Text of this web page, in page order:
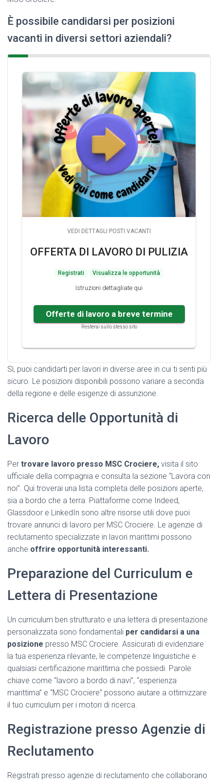
È possibile candidarsi per posizioni
vacanti in diversi settori aziendali?
VEDI DETTAGLI POSTI VACANTI
OFFERTA DI LAVORO DI PULIZIA
Registrati Visualizza le opportunità
Istruzioni dettagliate qui
Offerte di lavoro a breve termine
Resterai sullo stesso sito
Sì, puoi candidarti per lavori in diverse aree in cui ti senti più
sicuro. Le posizioni disponibili possono variare a seconda
della regione e delle esigenze di assunzione.
Ricerca delle Opportunità di
Lavoro
Per trovare lavoro presso MSC Crociere, visita il sito
ufficiale della compagnia e consulta la sezione “Lavora con
noi”. Qui troverai una lista completa delle posizioni aperte,
sia a bordo che a terra. Piattaforme come Indeed,
Glassdoor e LinkedIn sono altre risorse utili dove puoi
trovare annunci di lavoro per MSC Crociere. Le agenzie di
reclutamento specializzate in lavori marittimi possono
anche offrire opportunità interessanti.
Preparazione del Curriculum e
Lettera di Presentazione
Un curriculum ben strutturato e una lettera di presentazione
personalizzata sono fondamentali per candidarsi a una
posizione presso MSC Crociere. Assicurati di evidenziare
la tua esperienza rilevante, le competenze linguistiche e
qualsiasi certificazione marittima che possiedi. Parole
chiave come “lavoro a bordo di navi”, “esperienza
marittima” e “MSC Crociere” possono aiutare a ottimizzare
il tuo curriculum per i motori di ricerca.
Registrazione presso Agenzie di
Reclutamento
Registrati presso agenzie di reclutamento che collaborano